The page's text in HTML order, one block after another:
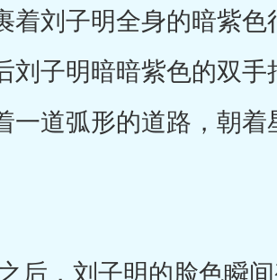
刘子明全身的暗紫色
子明暗暗紫色的双手
道弧形的道路，朝着
，刘子明的脸色瞬间